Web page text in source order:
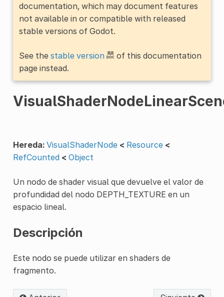
documentation, which may document features
not available in or compatible with released
stable versions of Godot.
See the stable version
of this documentation
page instead.
Hereda: VisualShaderNode < Resource <
RefCounted < Object
Un nodo de shader visual que devuelve el valor de
profundidad del nodo DEPTH_TEXTURE en un
espacio lineal.
Descripción
Este nodo se puede utilizar en shaders de
fragmento.